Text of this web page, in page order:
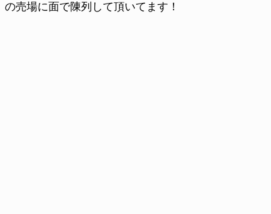
の売場に面で陳列して頂いてます！